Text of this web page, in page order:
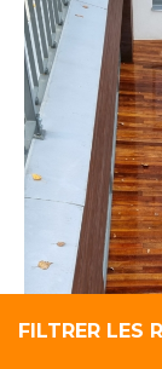
FILTRER LES